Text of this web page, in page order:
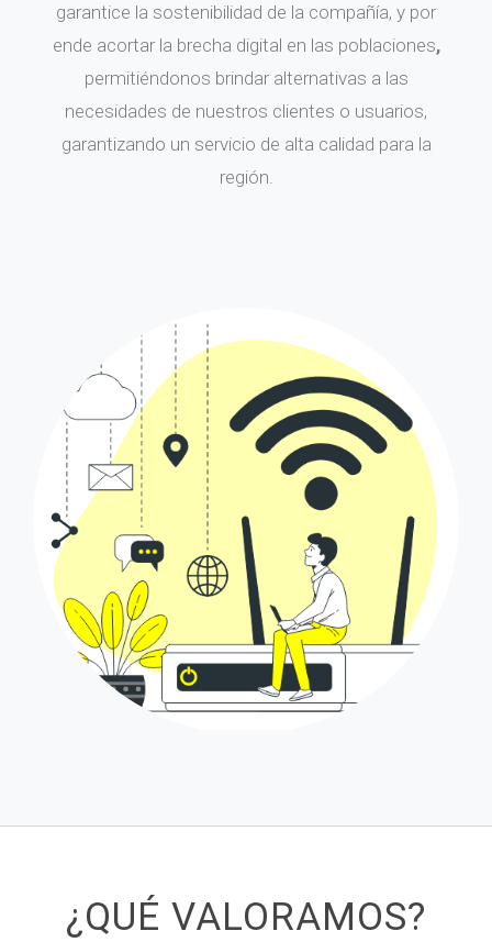
garantice la sostenibilidad de la compañía, y por
ende acortar la brecha digital en las poblaciones,
permitiéndonos brindar alternativas a las
necesidades de nuestros clientes o usuarios,
garantizando un servicio de alta calidad para la
región.
¿QUÉ VALORAMOS?